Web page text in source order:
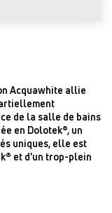
Acquawhite allie
de la salle de bains
en Dolotek®, un
uniques, elle est
et d'un trop-plein